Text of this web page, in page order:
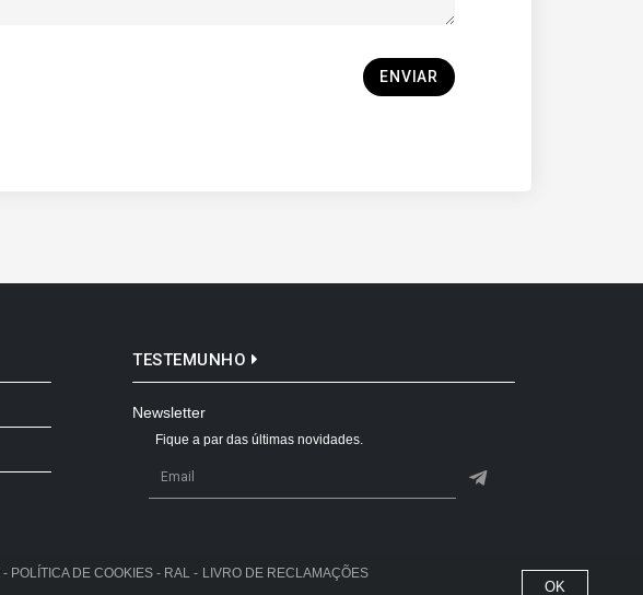
ENVIAR
TESTEMUNHO
Newsletter
Fique a par das últimas novidades.
- POLÍTICA DE COOKIES - RAL - LIVRO DE RECLAMAÇÕES
OK